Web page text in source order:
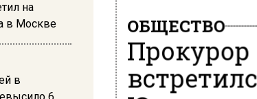
на
в Москве
в
ОБЩЕСТВО